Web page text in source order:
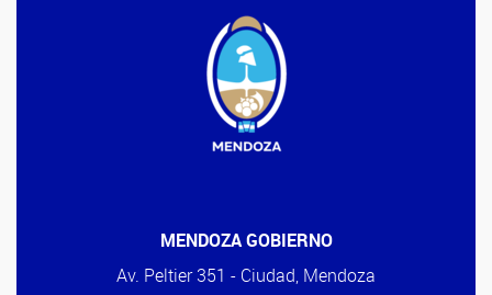
MENDOZA GOBIERNO
Av. Peltier 351 - Ciudad, Mendoza